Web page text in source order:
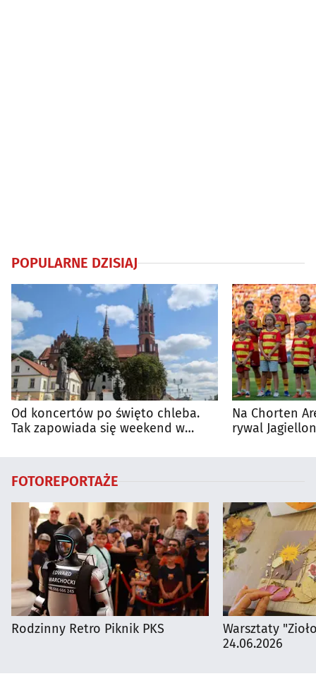
POPULARNE DZISIAJ
Od koncertów po święto chleba.
Tak zapowiada się weekend w
Na Chorten
rywal
FOTOREPORTAŻE
Rodzinny Retro Piknik PKS
Warsztaty
24.06.2026